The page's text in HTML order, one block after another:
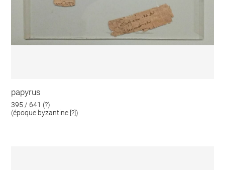
papyrus
395 / 641 (?)
(époque byzantine [?])